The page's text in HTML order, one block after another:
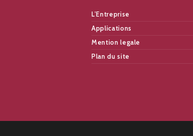
L’Entreprise
Applications
Mention legale
Plan du site